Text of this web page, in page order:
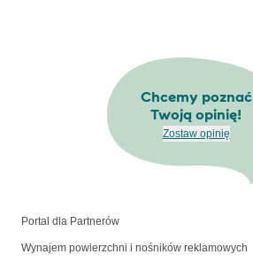
Chcemy poznać
Twoją opinię!
Zostaw opinię
Portal dla Partnerów
Wynajem powierzchni i nośników reklamowych